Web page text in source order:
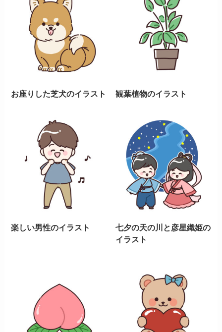
お座りした芝犬のイラスト 観葉植物のイラスト
楽しい男性のイラスト
七夕の天の川と彦星織姫の
イラスト